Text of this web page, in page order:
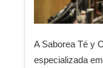
A Saborea Té y
especializada